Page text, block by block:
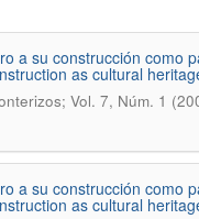
a su construcción como
as cultural
Vol. 7, Núm. 1
a su construcción como
as cultural